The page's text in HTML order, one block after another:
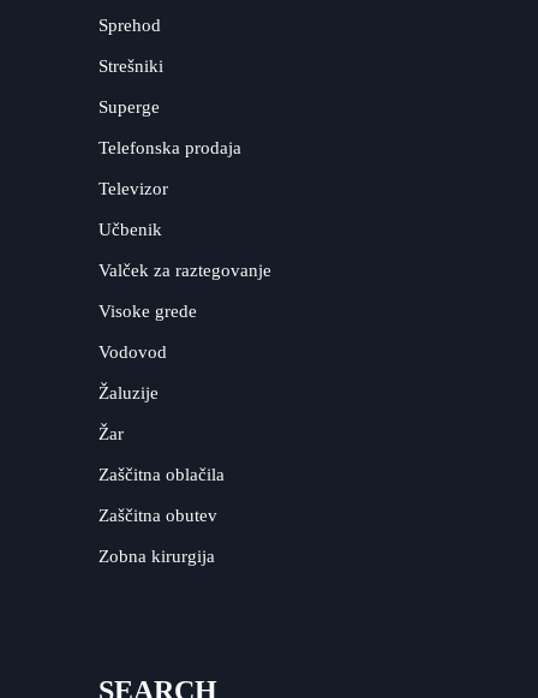
Sprehod
Strešniki
Superge
Telefonska prodaja
Televizor
Učbenik
Valček za raztegovanje
Visoke grede
Vodovod
Žaluzije
Žar
Zaščitna oblačila
Zaščitna obutev
Zobna kirurgija
SEARCH